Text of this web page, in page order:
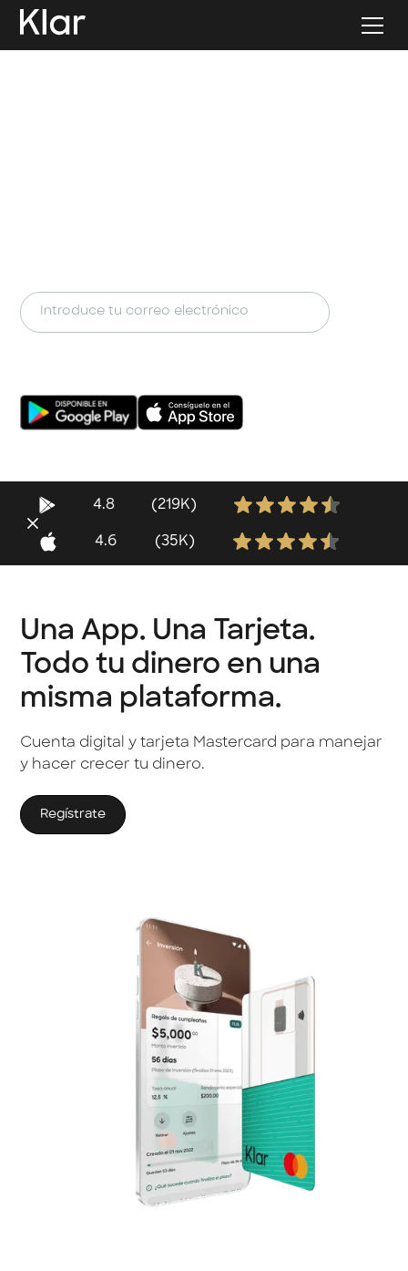
4.8 (219K)
4.6 (35K)
Una App. Una Tarjeta.
Todo tu dinero en una
misma plataforma.
Cuenta digital y tarjeta Mastercard para manejar
y hacer crecer tu dinero.
Regístrate